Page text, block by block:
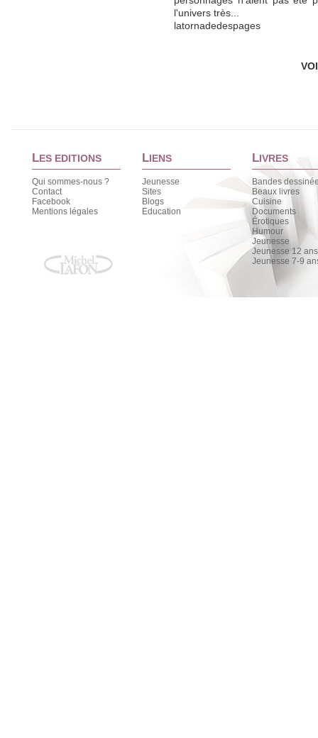
l'univers très...
latornadedespages
LES EDITIONS
Qui sommes-nous ?
Contact
Facebook
Mentions légales
LIENS
Jeunesse
Sites
Blogs
Education
LIVRES
Bandes
Beaux livres
Cuisine
Documents
Érotiques
Humour
Jeunesse
Jeunesse 12
Jeunesse 7-9